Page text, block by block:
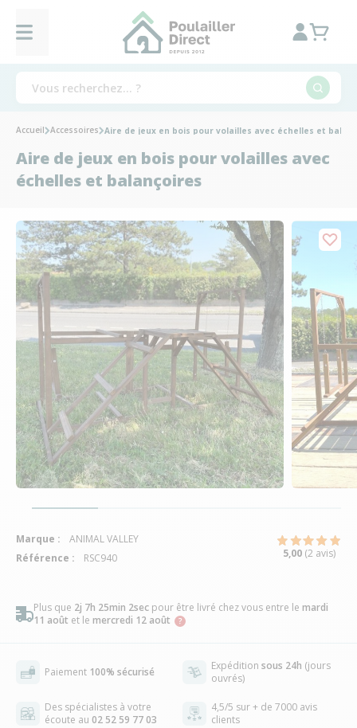
Plus que 2j 7h 25min 1sec pour être livré chez vous entre le mardi
11 août et le mercredi 12 août
Paiement 100% sécurisé Expédition sous 24h (jours
ouvrés)
Des spécialistes à votre
écoute au 02 52 59 77 03
4,5/5 sur + de 7000 avis
clients
Accueil Accessoires Aire de jeux en bois pour volailles avec échelles et
Aire de jeux en bois pour volailles avec
échelles et balançoires
Marque :
ANIMAL VALLEY
Référence :
RSC940 5,00 (2 avis)